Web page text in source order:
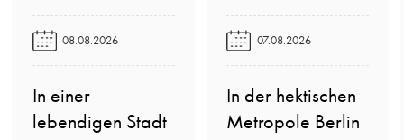
08.08.2026
In einer
lebendigen Stadt
07.08.2026
In der hektischen
Metropole Berlin